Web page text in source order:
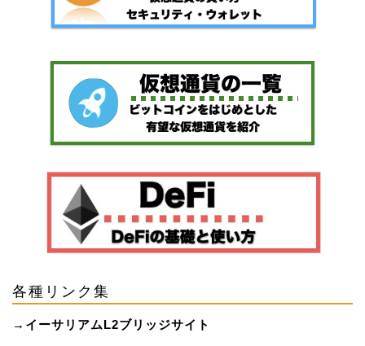
各種リンク集
→ イーサリアムL2ブリッジサイト